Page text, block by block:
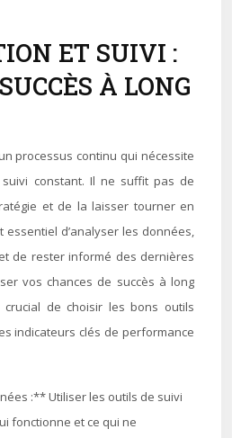
ET SUIVI :
À LONG
processus continu qui nécessite
constant. Il ne suffit pas de
et de la laisser tourner en
essentiel d’analyser les données,
de rester informé des dernières
vos chances de succès à long
de choisir les bons outils
indicateurs clés de performance
:** Utiliser les outils de suivi
fonctionne et ce qui ne